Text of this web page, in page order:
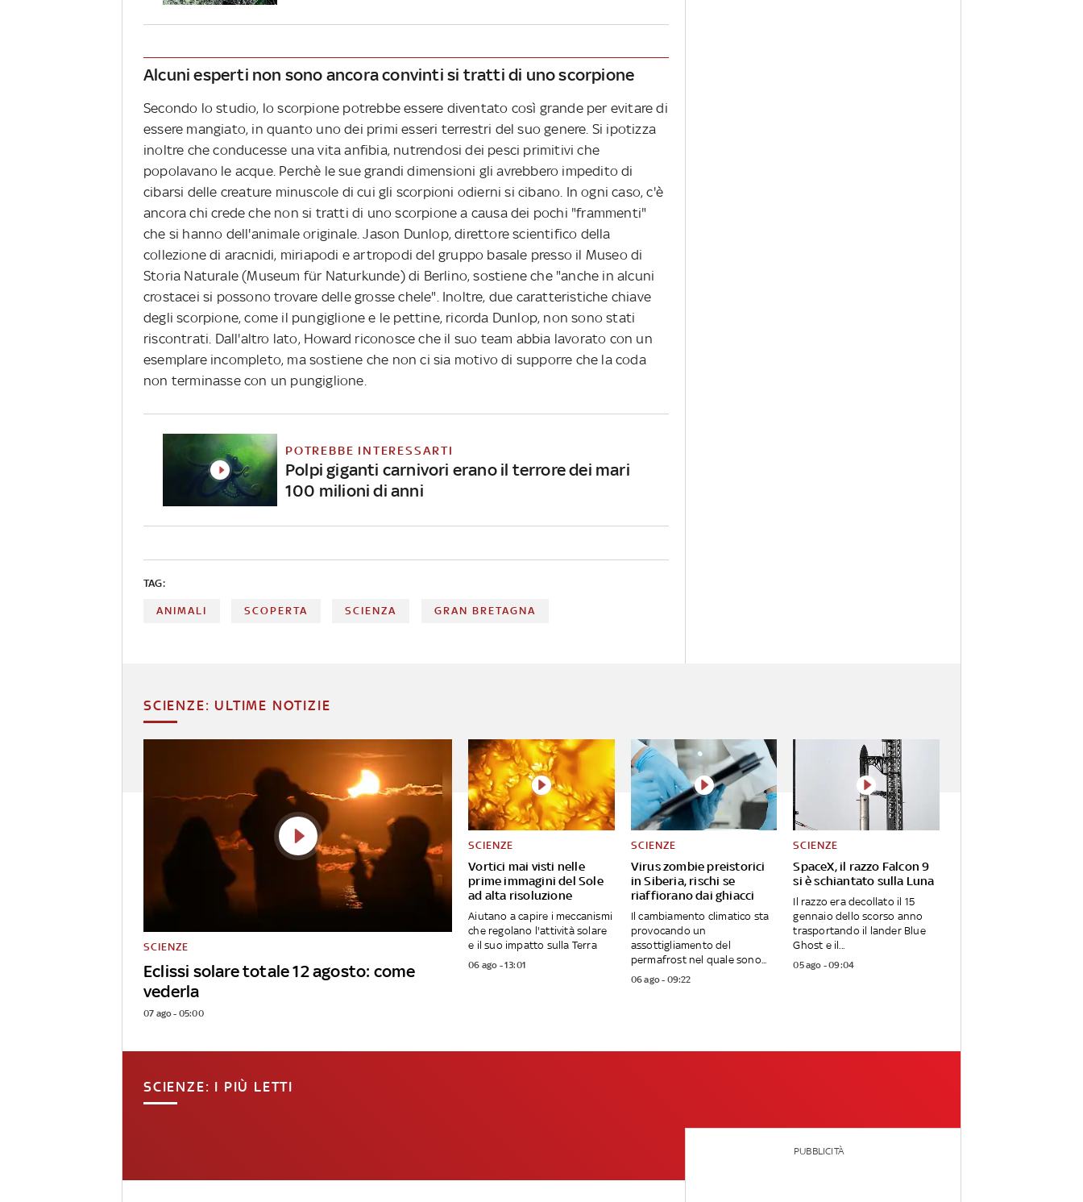
Alcuni esperti non sono ancora convinti si tratti di uno scorpione
Secondo lo studio, lo scorpione potrebbe essere diventato così grande per evitare di
essere mangiato, in quanto uno dei primi esseri terrestri del suo genere. Si ipotizza
inoltre che conducesse una vita anfibia, nutrendosi dei pesci primitivi che
popolavano le acque. Perchè le sue grandi dimensioni gli avrebbero impedito di
cibarsi delle creature minuscole di cui gli scorpioni odierni si cibano. In ogni caso, c'è
ancora chi crede che non si tratti di uno scorpione a causa dei pochi "frammenti"
che si hanno dell'animale originale. Jason Dunlop, direttore scientifico della
collezione di aracnidi, miriapodi e artropodi del gruppo basale presso il Museo di
Storia Naturale (Museum für Naturkunde) di Berlino, sostiene che "anche in alcuni
crostacei si possono trovare delle grosse chele". Inoltre, due caratteristiche chiave
degli scorpione, come il pungiglione e le pettine, ricorda Dunlop, non sono stati
riscontrati. Dall'altro lato, Howard riconosce che il suo team abbia lavorato con un
esemplare incompleto, ma sostiene che non ci sia motivo di supporre che la coda
non terminasse con un pungiglione.
POTREBBE INTERESSARTI
Polpi giganti carnivori erano il terrore dei mari
100 milioni di anni
TAG:
ANIMALI SCOPERTA SCIENZA GRAN BRETAGNA
SCIENZE: ULTIME NOTIZIE
Eclissi solare totale 12 agosto: come
vederla
SCIENZE
07 ago - 05:00
Vortici mai visti nelle
prime immagini del Sole
ad alta risoluzione
SCIENZE
Aiutano a capire i meccanismi
che regolano l'attività solare
e il suo impatto sulla Terra
06 ago - 13:01
Virus zombie preistorici
in Siberia, rischi se
riaffiorano dai ghiacci
SCIENZE
Il cambiamento climatico sta
provocando un
assottigliamento del
permafrost nel quale sono...
06 ago - 09:22
SpaceX, il razzo Falcon 9
si è schiantato sulla Luna
SCIENZE
Il razzo era decollato il 15
gennaio dello scorso anno
trasportando il lander Blue
Ghost e il...
05 ago - 09:04
SCIENZE: I PIÙ LETTI
PUBBLICITÀ